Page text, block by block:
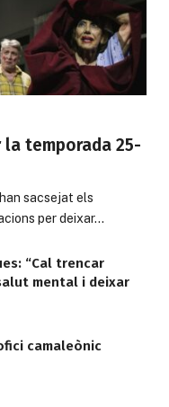
la temporada 25-
sacsejat els
per deixar…
“Cal trencar
mental i deixar
camaleònic